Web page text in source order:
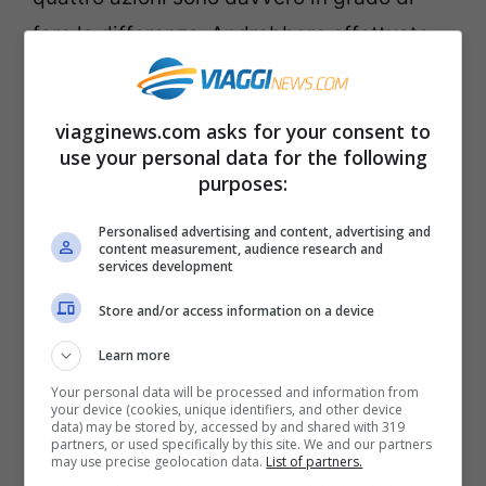
fare la differenza. Andrebbero effettuate
subito dopo essere entrati all’interno della
camera e in assoluta tranquillità. Farsi
prendere dal panico, infatti, non serve a
viagginews.com asks for your consent to
use your personal data for the following
purposes:
Personalised advertising and content, advertising and
content measurement, audience research and
services development
Store and/or access information on a device
Learn more
Your personal data will be processed and information from
your device (cookies, unique identifiers, and other device
data) may be stored by, accessed by and shared with 319
partners, or used specifically by this site. We and our partners
may use precise geolocation data. List of partners.